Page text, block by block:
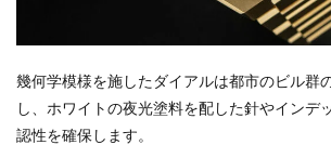
幾何学模様を施したダイアルは都市のビル群
し、ホワイトの夜光塗料を配した針やインデ
認性を確保します。